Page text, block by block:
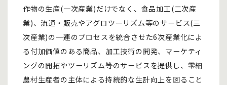
作物の生産(一次産業)だけでなく、食品加工(二次産
業)、流通・販売やアグロツーリズム等のサービス(三
次産業)の一連のプロセスを統合させた6次産業化によ
る付加価値のある商品、加工技術の開発、マーケティ
ングの開拓やツーリズム等のサービスを提供し、零細
農村生産者の主体による持続的な生計向上を図ること